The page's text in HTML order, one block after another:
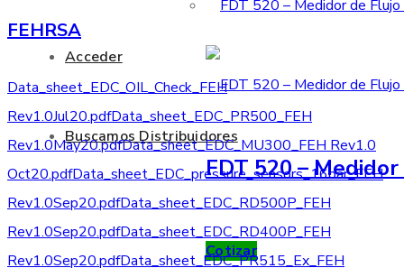
Acceder
Buscamos Distribuidores
FDT 520 –
Cotizar
FEHRSA
Data_sheet_EDC_OIL_Check_FEH
Rev1.0Jul20.pdfData_sheet_EDC_PR500_FEH
Rev1.0May20.pdfData_sheet_EDC_MU300_FEH Rev1.0
Oct20.pdfData_sheet_EDC_pressure_sensors_16bar_FEH
Rev1.0Sep20.pdfData_sheet_EDC_RD500P_FEH
Rev1.0Sep20.pdfData_sheet_EDC_RD400P_FEH
Rev1.0Sep20.pdfData_sheet_EDC_PR515_Ex_FEH